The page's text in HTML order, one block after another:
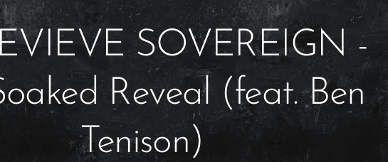
SOVEREIGN -
Reveal (feat. Ben
Tenison)